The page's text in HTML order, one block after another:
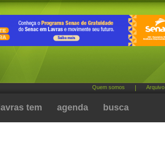
Quem somos Arquivo
lavras tem agenda busca